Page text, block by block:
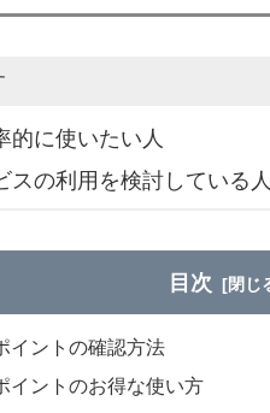
的に使いたい人
スの利用を検討している人
目次
イントの確認方法
イントのお得な使い方